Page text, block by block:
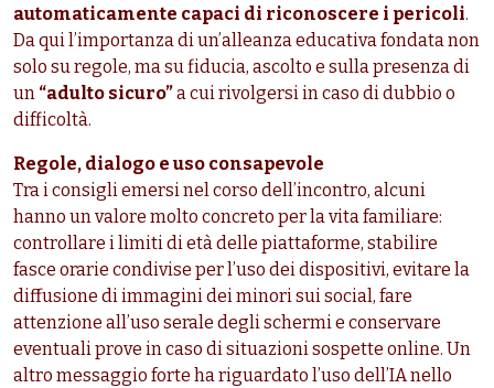
automaticamente capaci di riconoscere i pericoli.
Da qui l’importanza di un’alleanza educativa fondata non
solo su regole, ma su fiducia, ascolto e sulla presenza di
un “adulto sicuro”a cui rivolgersi in caso di dubbio o
difficoltà.
Regole, dialogo e uso consapevole
Tra i consigli emersi nel corso dell’incontro, alcuni
hanno un valore molto concreto per la vita familiare:
controllare i limiti di età delle piattaforme, stabilire
fasce orarie condivise per l’uso dei dispositivi, evitare la
diffusione di immagini dei minori sui social, fare
attenzione all’uso serale degli schermi e conservare
eventuali prove in caso di situazioni sospette online. Un
altro messaggio forte ha riguardato l’uso dell’IA nello